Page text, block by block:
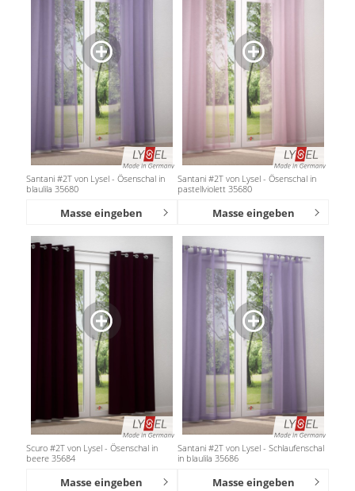
Santani #2T von Lysel - Ösenschal in
blaulila 35680
Masse eingeben
Santani #2T von Lysel - Ösenschal in
pastellviolett 35680
Masse eingeben
Scuro #2T von Lysel - Ösenschal in
beere 35684
Masse eingeben
Santani #2T von Lysel - Schlaufenschal
in blaulila 35686
Masse eingeben